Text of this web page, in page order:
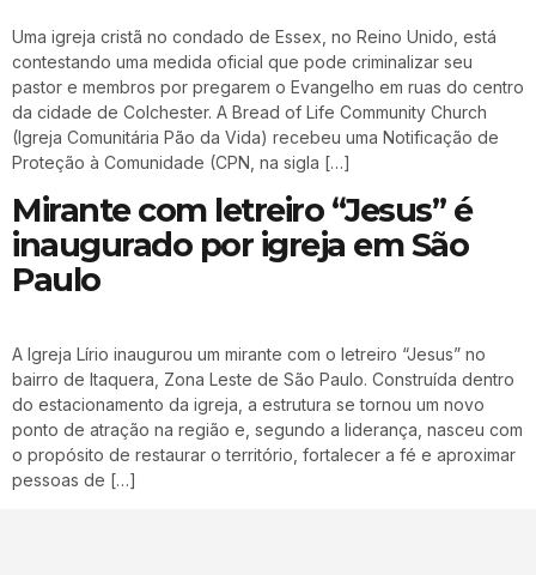
Uma igreja cristã no condado de Essex, no Reino Unido, está
contestando uma medida oficial que pode criminalizar seu
pastor e membros por pregarem o Evangelho em ruas do centro
da cidade de Colchester. A Bread of Life Community Church
(Igreja Comunitária Pão da Vida) recebeu uma Notificação de
Proteção à Comunidade (CPN, na sigla […]
Mirante com letreiro “Jesus” é
inaugurado por igreja em São
Paulo
A Igreja Lírio inaugurou um mirante com o letreiro “Jesus” no
bairro de Itaquera, Zona Leste de São Paulo. Construída dentro
do estacionamento da igreja, a estrutura se tornou um novo
ponto de atração na região e, segundo a liderança, nasceu com
o propósito de restaurar o território, fortalecer a fé e aproximar
pessoas de […]